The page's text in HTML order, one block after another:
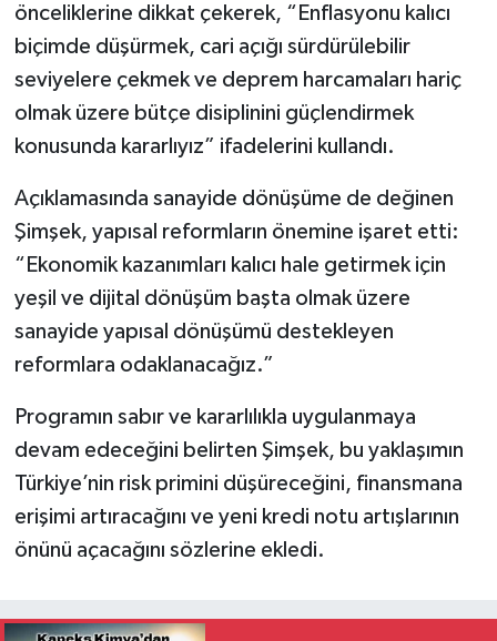
önceliklerine dikkat çekerek, “Enflasyonu kalıcı
biçimde düşürmek, cari açığı sürdürülebilir
seviyelere çekmek ve deprem harcamaları hariç
olmak üzere bütçe disiplinini güçlendirmek
konusunda kararlıyız” ifadelerini kullandı.
Açıklamasında sanayide dönüşüme de değinen
Şimşek, yapısal reformların önemine işaret etti:
“Ekonomik kazanımları kalıcı hale getirmek için
yeşil ve dijital dönüşüm başta olmak üzere
sanayide yapısal dönüşümü destekleyen
reformlara odaklanacağız.”
Programın sabır ve kararlılıkla uygulanmaya
devam edeceğini belirten Şimşek, bu yaklaşımın
Türkiye’nin risk primini düşüreceğini, finansmana
erişimi artıracağını ve yeni kredi notu artışlarının
önünü açacağını sözlerine ekledi.